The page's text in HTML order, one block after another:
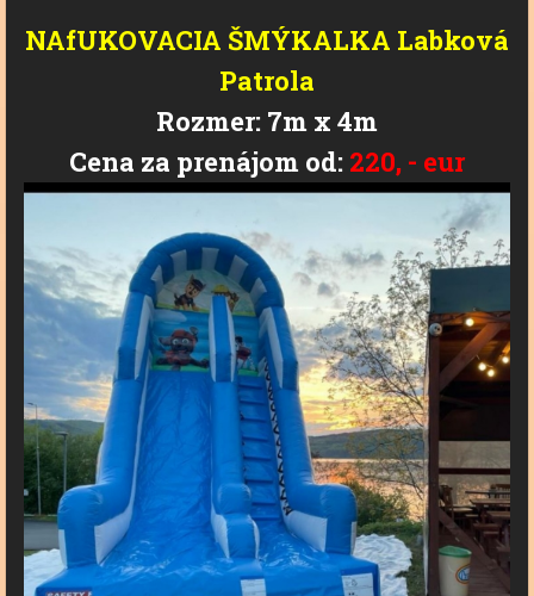
NAfUKOVACIA ŠMÝKALKA Labková
Patrola
Rozmer: 7m x 4m
Cena za prenájom od: 220, - eur